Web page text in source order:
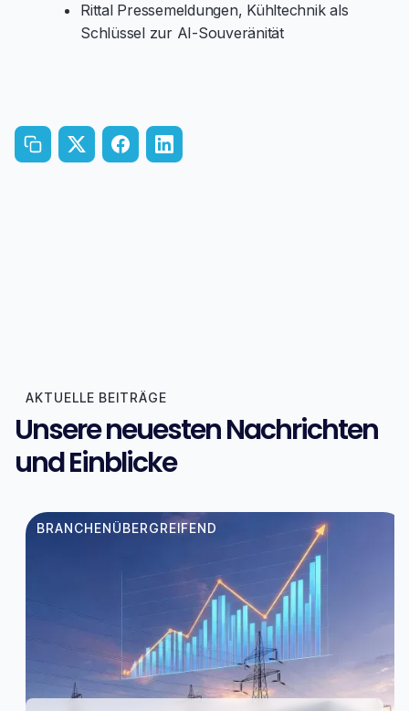
Rittal Pressemeldungen, Kühltechnik als
Schlüssel zur AI-Souveränität
AKTUELLE BEITRÄGE
Unsere neuesten Nachrichten
und Einblicke
BRANCHENÜBERGREIFEND